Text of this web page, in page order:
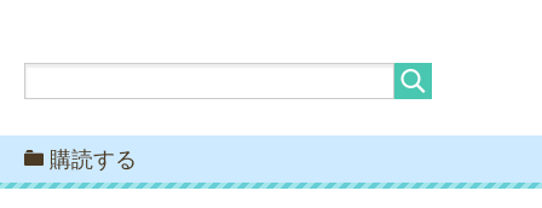
購読する